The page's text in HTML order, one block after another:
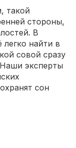
такой
стороны,
В
легко найти в
совой сразу
эксперты
сон